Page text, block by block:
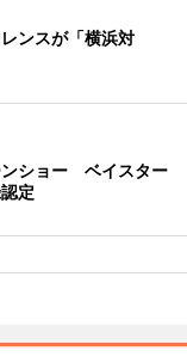
ンスが「横浜対
ンショー ベイスター
定